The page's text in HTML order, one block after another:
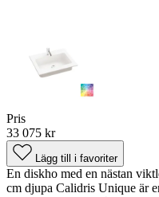
Pris
33 075 kr
Lägg till i favoriter
En diskho med en nästan
cm djupa Calidris Unique är